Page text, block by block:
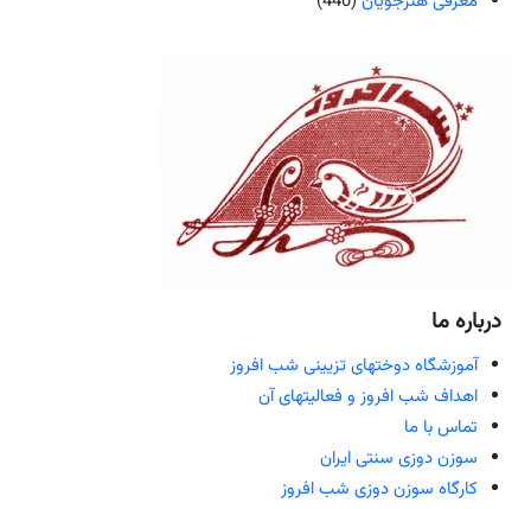
درباره ما
آموزشگاه دوختهای تزیینی شب افروز
اهداف شب افروز و فعالیتهای آن
تماس با ما
سوزن دوزی سنتی ایران
کارگاه سوزن دوزی شب افروز